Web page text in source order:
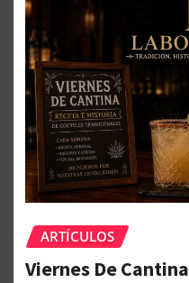
ARTÍCULOS
Viernes De Cantina